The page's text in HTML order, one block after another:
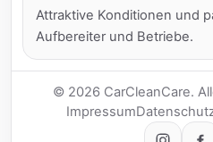
Attraktive Konditionen und
Aufbereiter und Betriebe.
© 2026 CarCleanCare.
Impressum